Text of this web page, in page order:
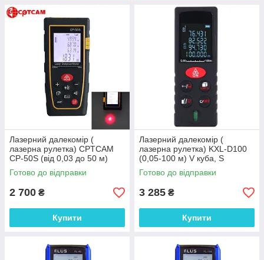
Лазерний далекомір (
лазерна рулетка) CPTCAM
CP-50S (від 0,03 до 50 м)
проводить вимірювання V, S
Готово до відправки
2 700 ₴
Купити
Лазерний далекомір (
лазерна рулетка) KXL-D100
(0,05-100 м) V куба, S
прямокутника, довжина,
гіпотеннуза
Готово до відправки
3 285 ₴
Купити